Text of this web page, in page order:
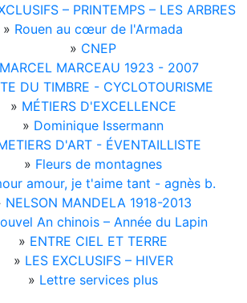
– PRINTEMPS – LES ARBRES
» Rouen au cœur de l'Armada
» CNEP
MARCEL MARCEAU 1923 - 2007
DU TIMBRE - CYCLOTOURISME
» MÉTIERS D'EXCELLENCE
» Dominique Issermann
D'ART - ÉVENTAILLISTE
» Fleurs de montagnes
amour, je t'aime tant - agnès b.
NELSON MANDELA 1918-2013
An chinois – Année du Lapin
» ENTRE CIEL ET TERRE
» LES EXCLUSIFS – HIVER
» Lettre services plus